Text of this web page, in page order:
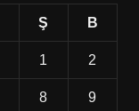
Ş B
1 2
8 9